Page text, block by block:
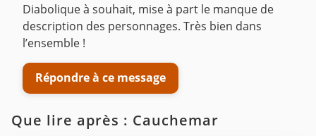
Diabolique à souhait, mise à part le manque de
description des personnages. Très bien dans
l’ensemble !
Répondre à ce message
Que lire après : Cauchemar